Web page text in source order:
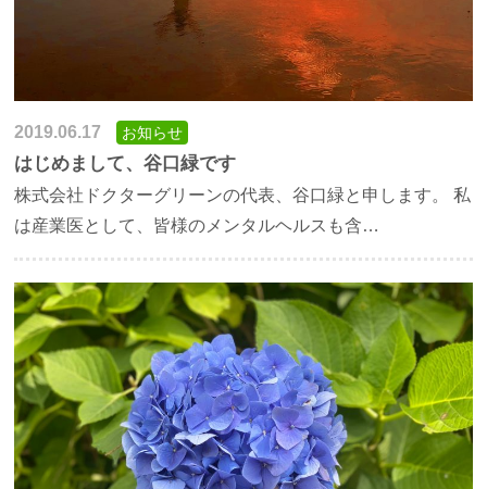
2019.06.17 お知らせ
はじめまして、谷口緑です
株式会社ドクターグリーンの代表、谷口緑と申します。 私
は産業医として、皆様のメンタルヘルスも含…